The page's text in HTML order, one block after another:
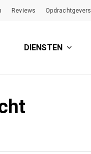
Reviews Opdrachtgevers
DIENSTEN